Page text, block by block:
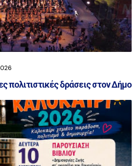
πολιτιστικές δράσεις στον Δήμο